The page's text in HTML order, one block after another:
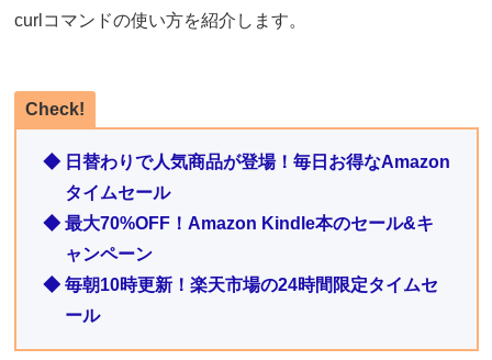
curlコマンドの使い方を紹介します。
Check!
◆ 日替わりで人気商品が登場！毎日お得なAmazon
タイムセール
◆ 最大70%OFF！Amazon Kindle本のセール&キ
ャンペーン
◆ 毎朝10時更新！楽天市場の24時間限定タイムセ
ール